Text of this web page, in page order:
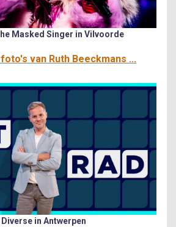
Masked Singer in Vilvoorde
van Ruth Beeckmans ...
in Antwerpen